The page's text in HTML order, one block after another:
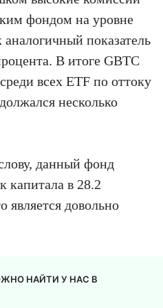
фондом на уровне
аналогичный показатель
В итоге GBTC
всех ETF по оттоку
несколько
данный фонд
капитала в 28.2
является довольно
НАЙТИ У НАС В